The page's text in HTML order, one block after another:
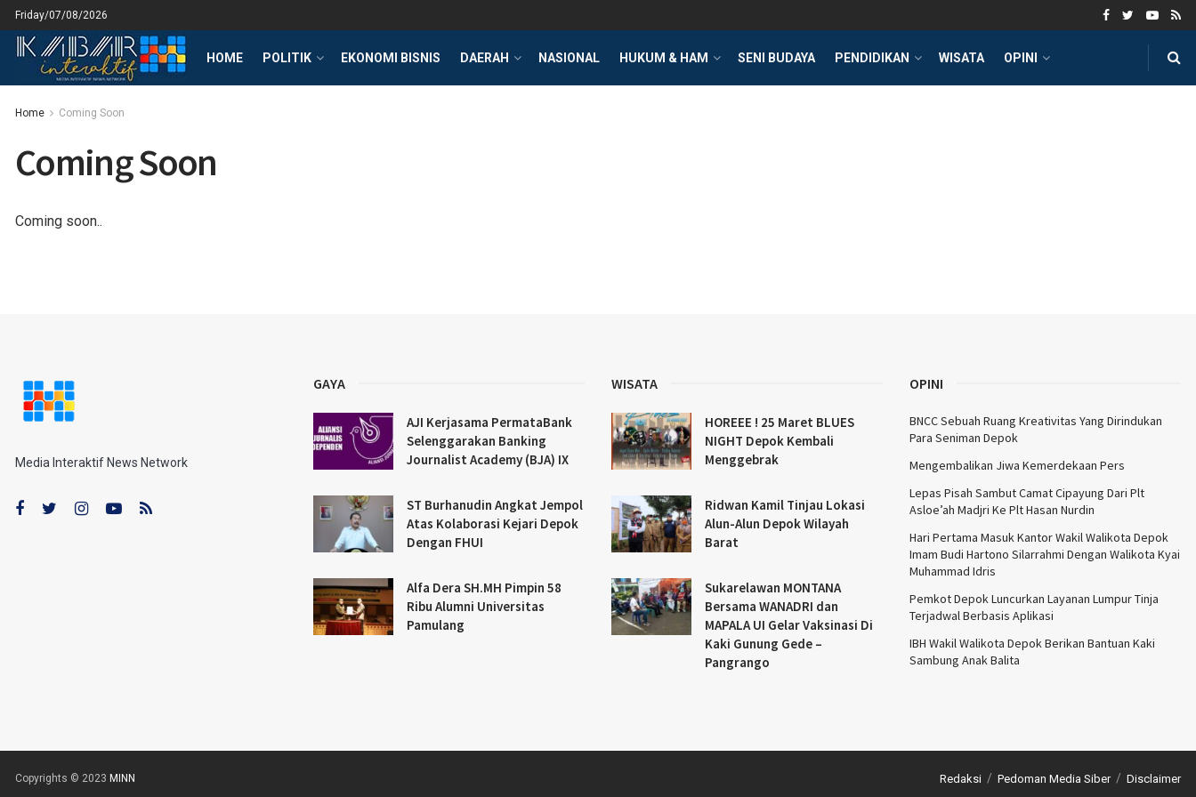
Friday/07/08/2026
HOME POLITIK EKONOMI BISNIS DAERAH NASIONAL HUKUM & HAM SENI BUDAYA PENDIDIKAN WISATA OPINI
Home Coming Soon
Coming Soon
Coming soon..
Media Interaktif News Network
GAYA
AJI Kerjasama PermataBank
Selenggarakan Banking
Journalist Academy (BJA) IX
ST Burhanudin Angkat Jempol
Atas Kolaborasi Kejari Depok
Dengan FHUI
Alfa Dera SH.MH Pimpin 58
Ribu Alumni Universitas
Pamulang
WISATA
HOREEE ! 25 Maret BLUES
NIGHT Depok Kembali
Menggebrak
Ridwan Kamil Tinjau Lokasi
Alun-Alun Depok Wilayah
Barat
Sukarelawan MONTANA
Bersama WANADRI dan
MAPALA UI Gelar Vaksinasi Di
Kaki Gunung Gede –
Pangrango
OPINI
BNCC Sebuah Ruang Kreativitas Yang Dirindukan
Para Seniman Depok
Mengembalikan Jiwa Kemerdekaan Pers
Lepas Pisah Sambut Camat Cipayung Dari Plt
Asloe’ah Madjri Ke Plt Hasan Nurdin
Hari Pertama Masuk Kantor Wakil Walikota Depok
Imam Budi Hartono Silarrahmi Dengan Walikota Kyai
Muhammad Idris
Pemkot Depok Luncurkan Layanan Lumpur Tinja
Terjadwal Berbasis Aplikasi
IBH Wakil Walikota Depok Berikan Bantuan Kaki
Sambung Anak Balita
Redaksi Pedoman Media Siber Disclaimer
Copyrights © 2023 MINN